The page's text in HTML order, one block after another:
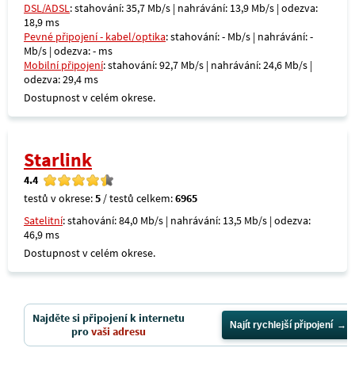
DSL/ADSL: stahování: 35,7 Mb/s | nahrávání: 13,9 Mb/s | odezva:
18,9 ms
Pevné připojení - kabel/optika: stahování: - Mb/s | nahrávání: -
Mb/s | odezva: - ms
Mobilní připojení: stahování: 92,7 Mb/s | nahrávání: 24,6 Mb/s |
odezva: 29,4 ms
Dostupnost v celém okrese.
Starlink
4.4
testů v okrese:5 / testů celkem:6965
Satelitní: stahování: 84,0 Mb/s | nahrávání: 13,5 Mb/s | odezva:
46,9 ms
Dostupnost v celém okrese.
Najděte si připojení k internetu
provaši adresu Najít rychlejší připojení